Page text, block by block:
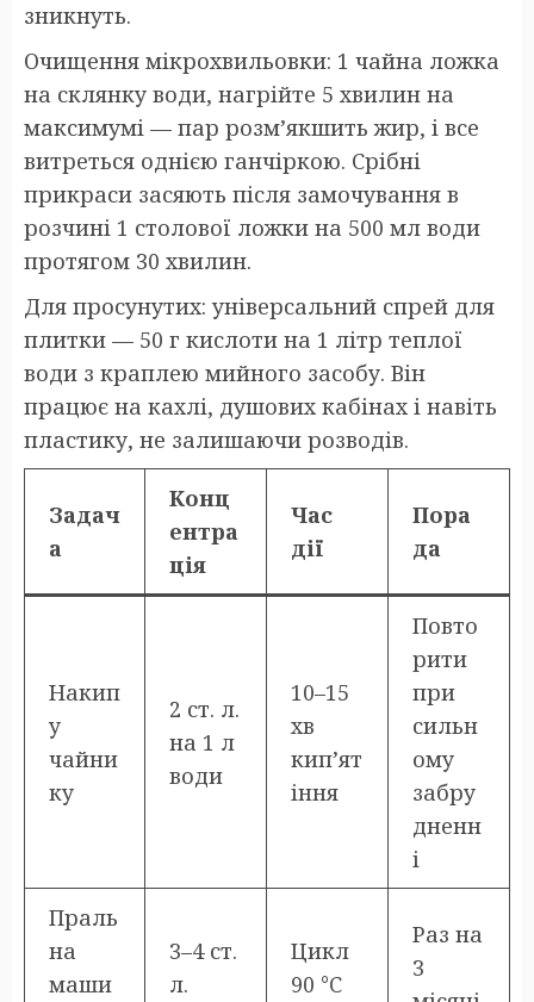
зникнуть.
Очищення мікрохвильовки: 1 чайна ложка
на склянку води, нагрійте 5 хвилин на
максимумі — пар розм’якшить жир, і все
витреться однією ганчіркою. Срібні
прикраси засяють після замочування в
розчині 1 столової ложки на 500 мл води
протягом 30 хвилин.
Для просунутих: універсальний спрей для
плитки — 50 г кислоти на 1 літр теплої
води з краплею мийного засобу. Він
працює на кахлі, душових кабінах і навіть
пластику, не залишаючи розводів.
Задач
а
Конц
ентра
ція
Час
дії
Пора
да
Накип
у
чайни
ку
2 ст. л.
на 1 л
води
10–15
хв
кип’ят
іння
Повто
рити
при
сильн
ому
забру
дненн
і
Праль
на
маши
3–4 ст.
л.
Цикл
90 °C
Раз на
3